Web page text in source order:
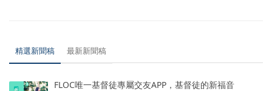
精選新聞稿 最新新聞稿
FLOC唯一基督徒專屬交友APP，基督徒的新福音